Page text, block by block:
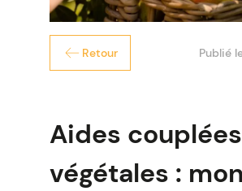
Retour Publié
Aides couplées
végétales :